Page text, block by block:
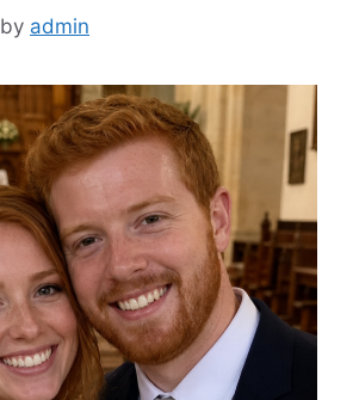
by admin